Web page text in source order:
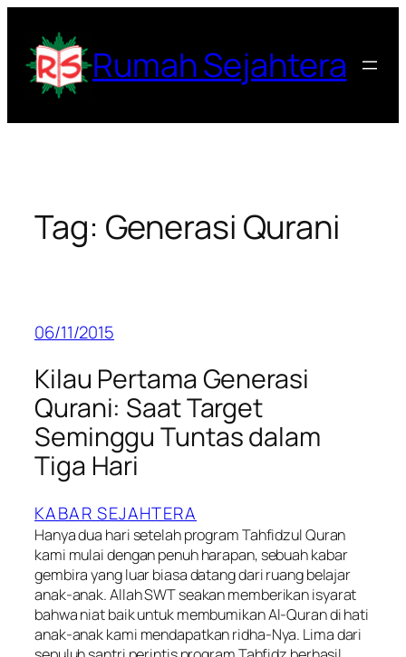
konten
Rumah Sejahtera
Tag: Generasi Qurani
06/11/2015
Kilau Pertama Generasi
Qurani: Saat Target
Seminggu Tuntas dalam
Tiga Hari
KABAR SEJAHTERA
Hanya dua hari setelah program Tahfidzul Quran
kami mulai dengan penuh harapan, sebuah kabar
gembira yang luar biasa datang dari ruang belajar
anak-anak. Allah SWT seakan memberikan isyarat
bahwa niat baik untuk membumikan Al-Quran di hati
anak-anak kami mendapatkan ridha-Nya. Lima dari